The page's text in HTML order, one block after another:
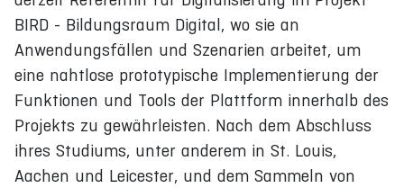
BIRD - Bildungsraum Digital, wo sie an
Anwendungsfällen und Szenarien arbeitet, um
eine nahtlose prototypische Implementierung der
Funktionen und Tools der Plattform innerhalb des
Projekts zu gewährleisten. Nach dem Abschluss
ihres Studiums, unter anderem in St. Louis,
Aachen und Leicester, und dem Sammeln von